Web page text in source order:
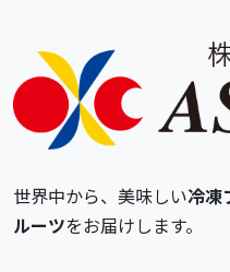
世界中から、美味しい冷凍
ルーツをお届けします。